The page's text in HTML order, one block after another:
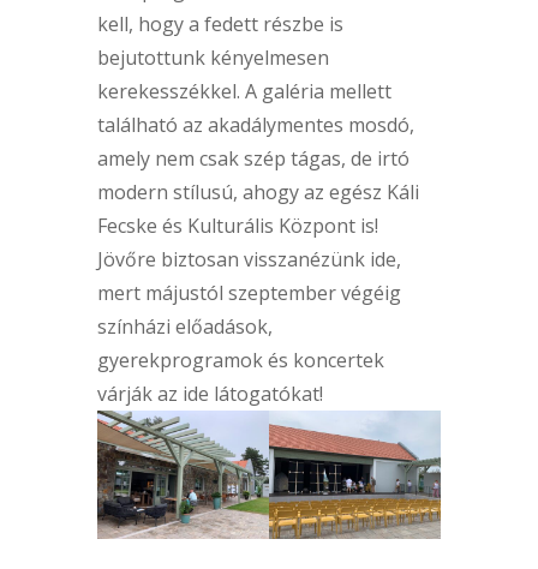
kell, hogy a fedett részbe is
bejutottunk kényelmesen
kerekesszékkel. A galéria mellett
található az akadálymentes mosdó,
amely nem csak szép tágas, de irtó
modern stílusú, ahogy az egész Káli
Fecske és Kulturális Központ is!
Jövőre biztosan visszanézünk ide,
mert májustól szeptember végéig
színházi előadások,
gyerekprogramok és koncertek
várják az ide látogatókat!